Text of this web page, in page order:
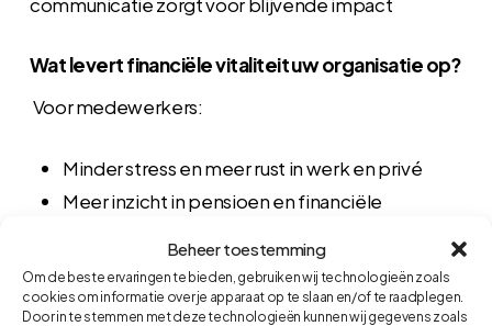
Beheer toestemming
Om de beste ervaringen te bieden, gebruiken wij technologieën zoals
cookies om informatie over je apparaat op te slaan en/of te raadplegen.
Door in te stemmen met deze technologieën kunnen wij gegevens zoals
Wat levert financiële vitaliteit uw organisatie op?
Voor medewerkers:
Minder stress en meer rust in werk en privé
Meer inzicht in pensioen en financiële
Zelfvertrouwen in het maken van financiële
keuzes